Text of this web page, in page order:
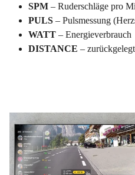
SPM – Ruderschläge pro
PULS – Pulsmessung
WATT – Energieverbrauch
DISTANCE –